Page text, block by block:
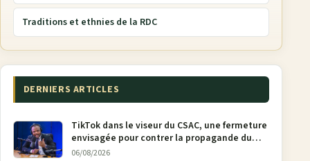
Traditions et ethnies de la RDC
DERNIERS ARTICLES
TikTok dans le viseur du CSAC, une fermeture
envisagée pour contrer la propagande du
M23
06/08/2026